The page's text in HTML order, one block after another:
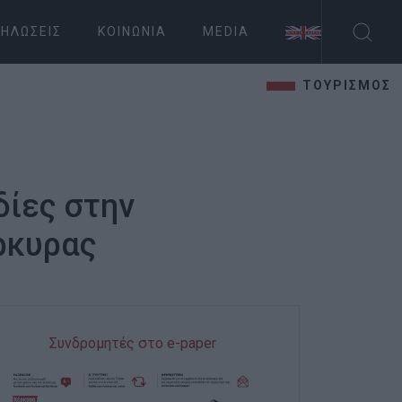
ΚΟΙΝΩΝΊΑ MEDIA
ΤΟΥΡΙΣΜΟΣ
στην
Συνδρομητές στο e-paper